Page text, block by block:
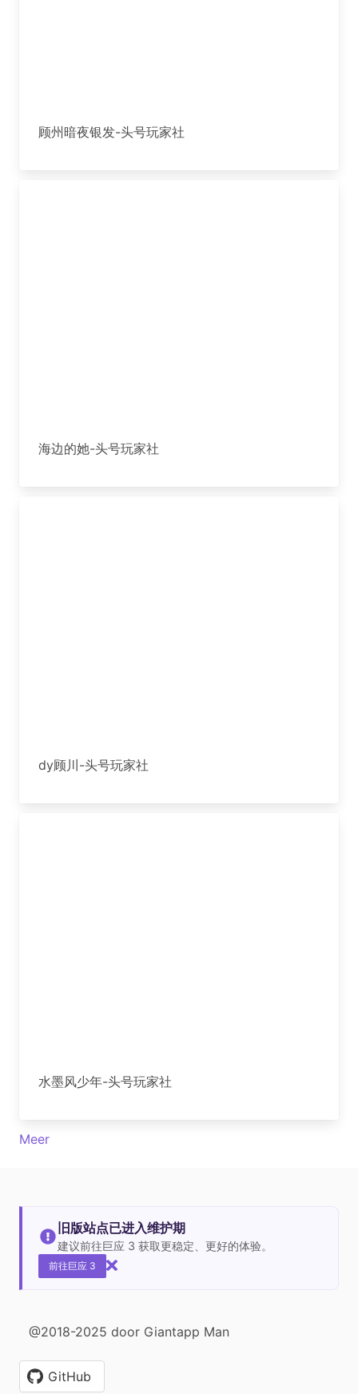
顾州暗夜银发-头号玩家社
海边的她-头号玩家社
dy顾川-头号玩家社
水墨风少年-头号玩家社
Meer
旧版站点已进入维护期
建议前往巨应 3 获取更稳定、更好的体验。
前往巨应 3
@2018-2025 door Giantapp Man
GitHub